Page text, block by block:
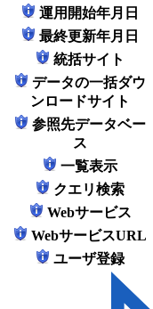
運用開始年月日
最終更新年月日
統括サイト
データの一括ダウ
ンロードサイト
参照先データベー
ス
一覧表示
クエリ検索
Webサービス
WebサービスURL
ユーザ登録